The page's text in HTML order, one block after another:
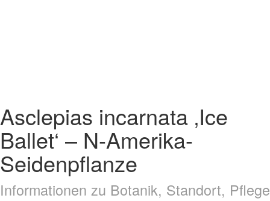
Asclepias incarnata ‚Ice
Ballet‘ – N-Amerika-
Seidenpflanze
Informationen zu Botanik, Standort, Pflege